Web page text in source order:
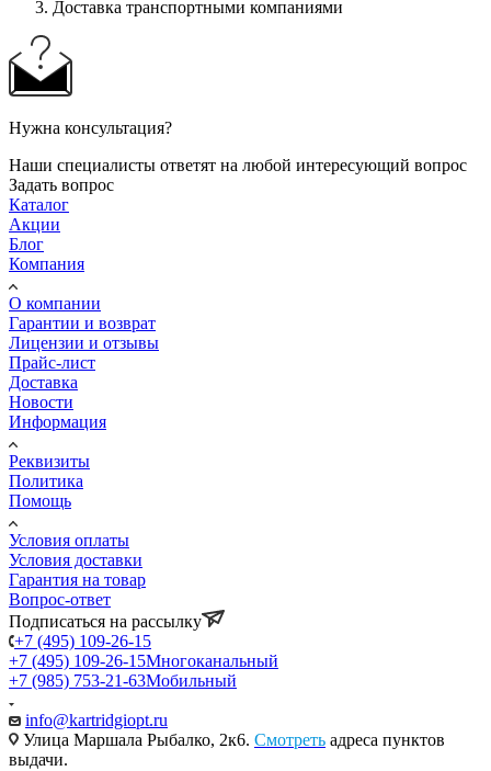
Доставка транспортными компаниями
Нужна консультация?
Наши специалисты ответят на любой интересующий вопрос
Задать вопрос
Каталог
Акции
Блог
Компания
О компании
Гарантии и возврат
Лицензии и отзывы
Прайс-лист
Доставка
Новости
Информация
Реквизиты
Политика
Помощь
Условия оплаты
Условия доставки
Гарантия на товар
Вопрос-ответ
Подписаться на рассылку
+7 (495) 109-26-15
+7 (495) 109-26-15Многоканальный
+7 (985) 753-21-63Мобильный
info@kartridgiopt.ru
Улица Маршала Рыбалко, 2к6. Смотреть адреса пунктов
выдачи.